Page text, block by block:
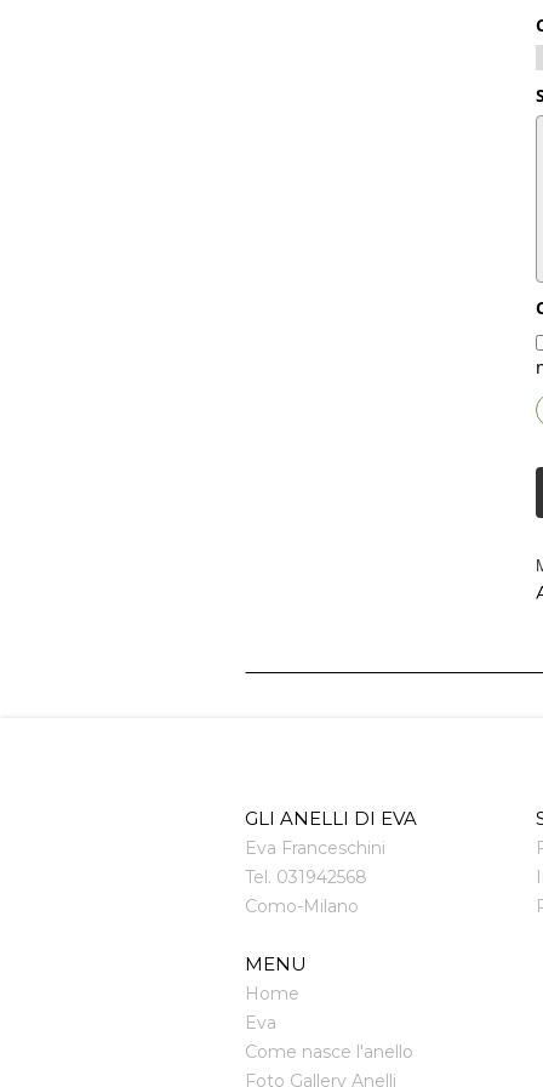
GLI ANELLI DI EVA
Eva Franceschini
Tel. 031942568
Como-Milano
MENU
Home
Eva
Come nasce l'anello
Foto Gallery Anelli